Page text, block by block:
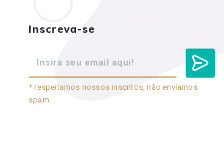
Inscreva-se
* respeitamos nossos inscritos, não enviamos
spam.